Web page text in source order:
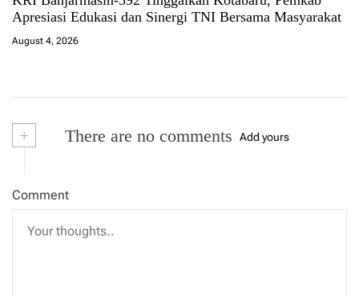
Apresiasi Edukasi dan Sinergi TNI Bersama Masyarakat
August 4, 2026
+ There are no comments Add yours
Comment